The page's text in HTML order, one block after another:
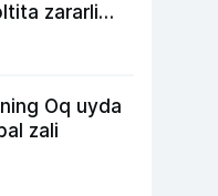
zararli
Oq uyda
zali